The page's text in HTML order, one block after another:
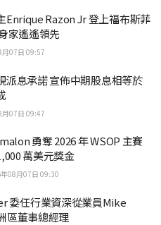
Enrique Razon Jr 登上福布斯菲
家遙遙領先
07日 09:57
派息承諾 宣佈中期股息相等於
07日 09:47
勇奪 2026 年 WSOP 主賽
萬美元獎金
08月07日 09:30
委任行業資深從業員Mike
區董事總經理